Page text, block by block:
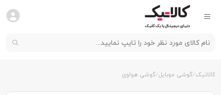
کالاتیک گوشی موبایل گوشی هواوی